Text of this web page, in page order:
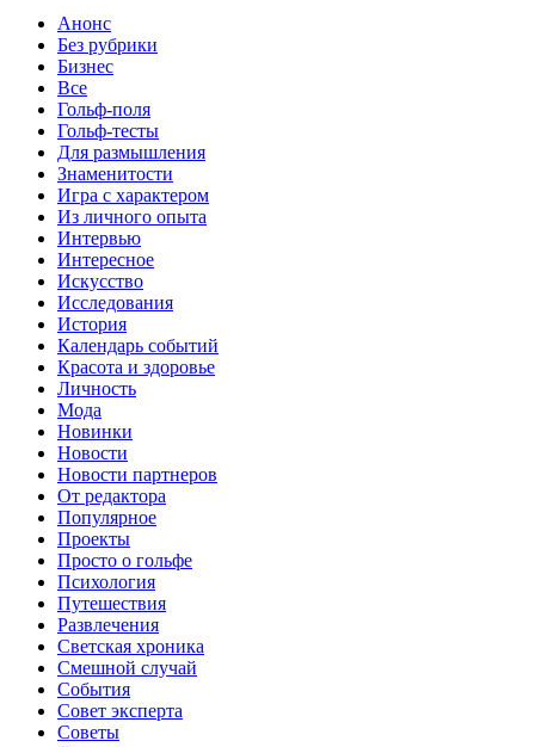
Анонс
Без рубрики
Бизнес
Все
Гольф-поля
Гольф-тесты
Для размышления
Знаменитости
Игра с характером
Из личного опыта
Интервью
Интересное
Искусство
Исследования
История
Календарь событий
Красота и здоровье
Личность
Мода
Новинки
Новости
Новости партнеров
От редактора
Популярное
Проекты
Просто о гольфе
Психология
Путешествия
Развлечения
Светская хроника
Смешной случай
События
Совет эксперта
Советы